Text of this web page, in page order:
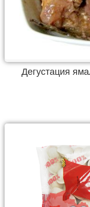
Дегустация